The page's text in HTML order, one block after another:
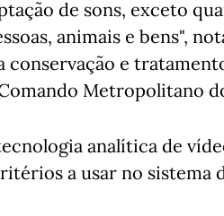
de sons, exceto
animais e bens",
conservação e
Metropolitano
analítica de
a usar no sistema